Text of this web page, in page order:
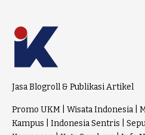
Jasa Blogroll & Publikasi Artikel
Promo UKM Wisata Indonesia
Kampus
Indonesia Sentris